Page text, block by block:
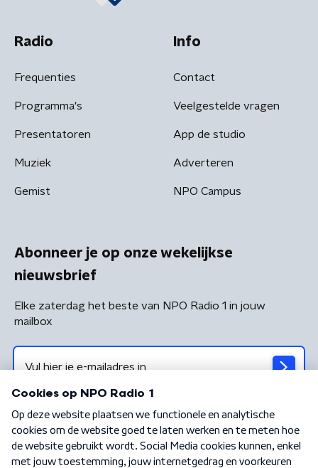
Radio
Frequenties
Programma's
Presentatoren
Muziek
Gemist
Info
Contact
Veelgestelde vragen
App de studio
Adverteren
NPO Campus
Abonneer je op onze wekelijkse
nieuwsbrief
Elke zaterdag het beste van NPO Radio 1 in jouw
mailbox
Algemene voorwaarden